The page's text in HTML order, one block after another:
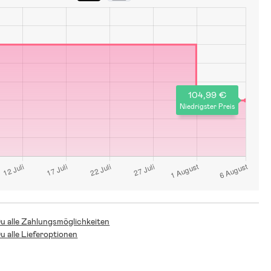
104,99 €
Niedrigster Preis
alle Zahlungsmöglichkeiten
alle Lieferoptionen